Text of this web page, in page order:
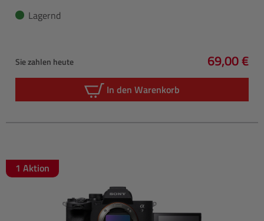
Lagernd
Sie zahlen heute 69,00 €
In den Warenkorb
1 Aktion